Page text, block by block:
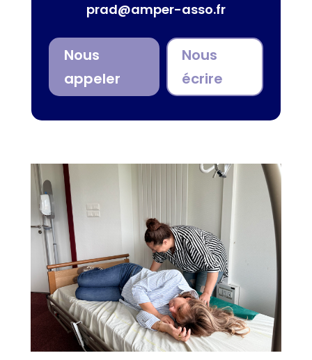
prad@amper-asso.fr
Nous
appeler
Nous
écrire